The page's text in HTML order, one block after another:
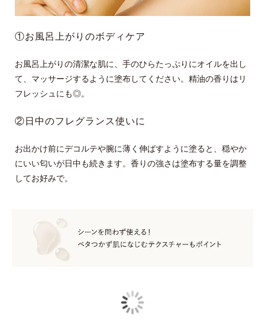
①お風呂上がりのボディケア
お風呂上がりの清潔な肌に、手のひらたっぷりにオイルを出し
て、マッサージするように塗布してください。精油の香りはリ
フレッシュにも◎。
②日中のフレグランス使いに
お出かけ前にデコルテや腕に薄く伸ばすように塗ると、穏やか
にいい匂いが日中も続きます。香りの強さは塗布する量を調整
してお好みで。